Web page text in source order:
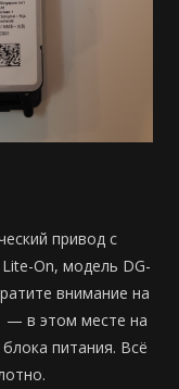
привод с
On, модель DG-
внимание на
— в этом месте на
питания. Всё